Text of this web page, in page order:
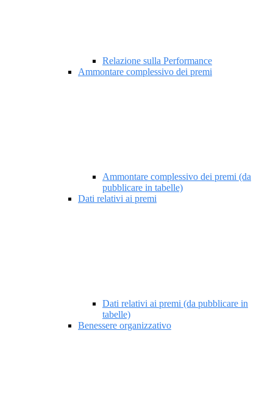
Relazione sulla Performance
Ammontare complessivo dei premi
Ammontare complessivo dei premi (da
pubblicare in tabelle)
Dati relativi ai premi
Dati relativi ai premi (da pubblicare in
tabelle)
Benessere organizzativo